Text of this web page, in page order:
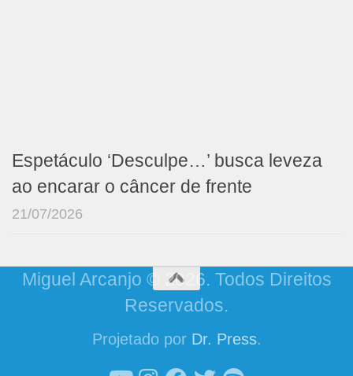
Espetáculo ‘Desculpe…’ busca leveza
ao encarar o câncer de frente
21/07/2026
Miguel Arcanjo © 2026. Todos Direitos
Reservados.
Projetado por Dr. Press.